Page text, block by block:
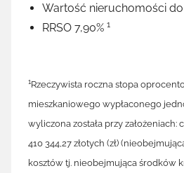
Wartość nieruchomości do
RRSO 7,90% 1
1Rzeczywista roczna stopa
mieszkaniowego wypłaconego
wyliczona została przy założeniach:
410 344,27 złotych (zł)
kosztów tj. nieobejmująca środków